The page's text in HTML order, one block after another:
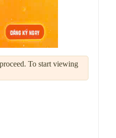
To start viewing